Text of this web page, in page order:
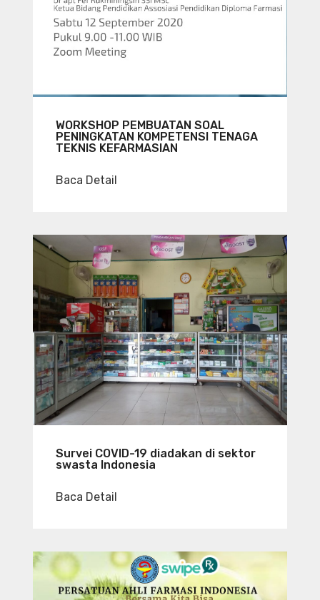
WORKSHOP PEMBUATAN SOAL
PENINGKATAN KOMPETENSI TENAGA
TEKNIS KEFARMASIAN
Baca Detail
Survei COVID-19 diadakan di sektor
swasta Indonesia
Baca Detail